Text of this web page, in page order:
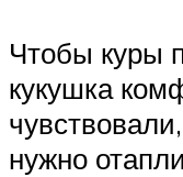
Чтобы куры
кукушка
нужно